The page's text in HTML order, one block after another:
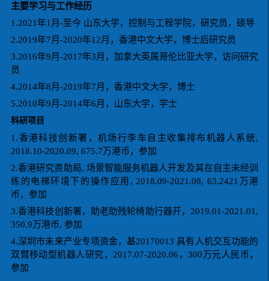
主要学习与工作经历
1.2021年1月-至今 山东大学，控制与工程学院，研究员，硕导
2.2019年7月-2020年12月，香港中文大学，博士后研究员
3.2016年9月-2017年3月，加拿大英属哥伦比亚大学，访问研究
员
4.2014年8月-2019年7月，香港中文大学，博士
5.2010年9月-2014年6月，山东大学，学士
科研项目
1.香港科技创新署，机场行李车自主收集排布机器人系统,
2018.10-2020.09, 675.7万港币，参加
2.香港研究资助局, 场景智能服务机器人开发及其在自主未经训
练的电梯环境下的操作应用, 2018.09-2021.08, 63.2421万港
币，参加
3.香港科技创新署，助老助残轮椅助行器开，2019.01-2021.01,
350.9万港币, 参加
4.深圳市未来产业专项资金，基20170013 具有人机交互功能的
双臂移动型机器人研究，2017.07-2020.06，300万元人民币，
参加